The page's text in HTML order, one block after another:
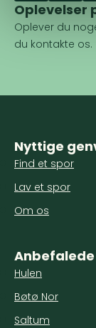
Oplevelser
Oplever du
du kontakte os.
Nyttige
Find et spor
Lav et spor
Om os
Hulen
Bøtø Nor
Saltum